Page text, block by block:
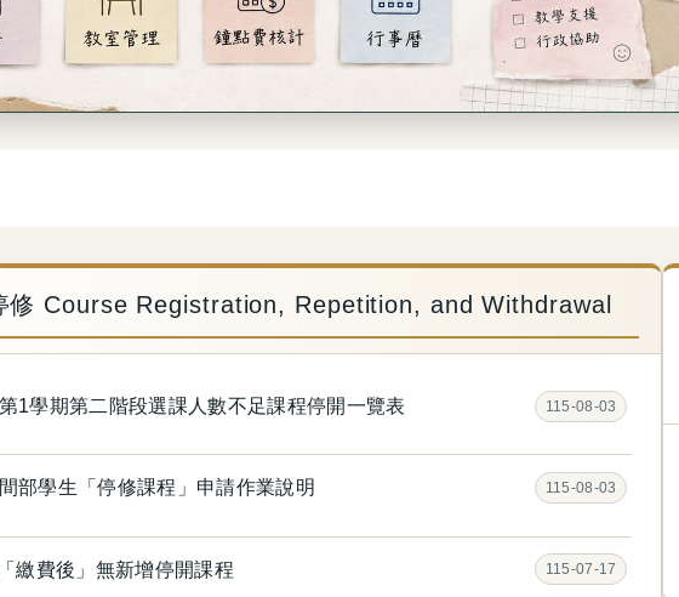
修 Course Registration, Repetition, and Withdrawal
1學期第二階段選課人數不足課程停開一覽表 115-08-03
部學生「停修課程」申請作業說明 115-08-03
繳費後」無新增停開課程 115-07-17